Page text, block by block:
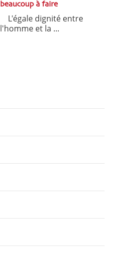
beaucoup à faire
L'égale dignité entre
l'homme et la ...